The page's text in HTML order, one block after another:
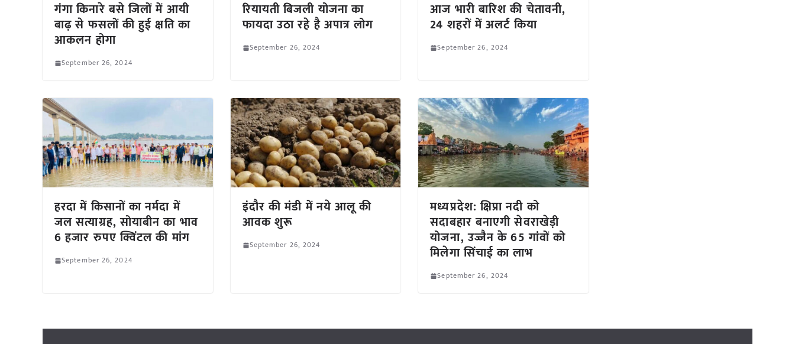
गंगा किनारे बसे जिलों में आयी
बाढ़ से फसलों की हुई क्षति का
आकलन होगा
September 26, 2024
रियायती बिजली योजना का
फायदा उठा रहे है अपात्र लोग
September 26, 2024
आज भारी बारिश की चेतावनी,
24 शहरों में अलर्ट किया
September 26, 2024
हरदा में किसानों का नर्मदा में
जल सत्याग्रह, सोयाबीन का भाव
6 हजार रुपए क्विंटल की मांग
September 26, 2024
इंदौर की मंडी में नये आलू की
आवक शुरू
September 26, 2024
मध्यप्रदेश: क्षिप्रा नदी को
सदाबहार बनाएगी सेवराखेड़ी
योजना, उज्जैन के 65 गांवों को
मिलेगा सिंचाई का लाभ
September 26, 2024